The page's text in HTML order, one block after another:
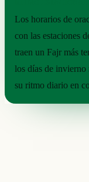
Los horarios de
con las estaciones
traen un Fajr más
los días de invierno
su ritmo diario en